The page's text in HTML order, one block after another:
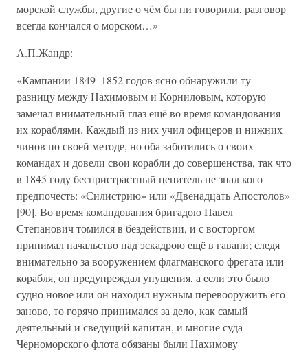
морской службы, другие о чём бы ни говорили, разговор
всегда кончался о морском…»
А.П.Жандр:
«Кампании 1849–1852 годов ясно обнаружили ту
разницу между Нахимовым и Корниловым, которую
замечал внимательный глаз ещё во время командования
их кораблями. Каждый из них учил офицеров и нижних
чинов по своей методе, но оба заботились о своих
командах и довели свои корабли до совершенства, так что
в 1845 году беспристрастный ценитель не знал кого
предпочесть: «Силистрию» или «Двенадцать Апостолов»
[90]. Во время командования бригадою Павел
Степанович томился в бездействии, и с восторгом
принимал начальство над эскадрою ещё в гавани; следя
внимательно за вооружением флагманского фрегата или
корабля, он предупреждал упущения, а если это было
судно новое или он находил нужным перевооружить его
заново, то горячо принимался за дело, как самый
деятельный и сведущий капитан, и многие суда
Черноморского флота обязаны были Нахимову